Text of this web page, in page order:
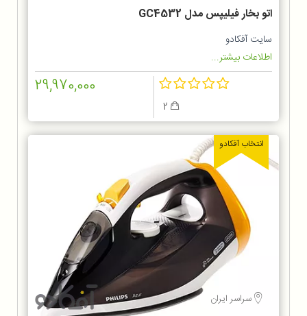
اتو بخار فیلیپس مدل GC4532
سایت آفکادو
اطلاعات بیشتر...
29,970,000
انتخاب آفکادو
سراسر ایران